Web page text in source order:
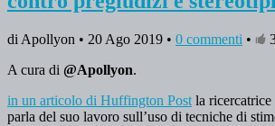
di Apollyon • 20 Ago 2019 • 0 commenti •
A cura di @Apollyon.
in un articolo di Huffington Post la
parla del suo lavoro sull’uso di tecniche di